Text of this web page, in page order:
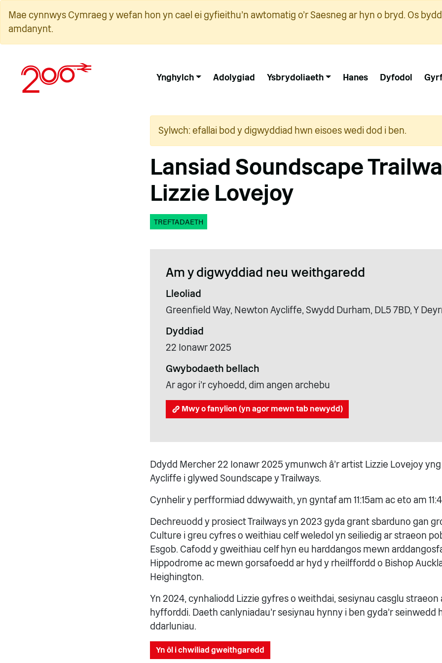
cynnwys
Mae cynnwys Cymraeg y wefan hon yn cael ei gyfieithu'n awtomatig o'r Saesneg ar hyn o bryd. Os
amdanynt.
Ynghylch Adolygiad Ysbrydoliaeth Hanes Dyfodol
Sylwch: efallai bod y digwyddiad hwn eisoes wedi dod i ben.
Lansiad Soundscape
Lizzie Lovejoy
TREFTADAETH
Am y digwyddiad neu weithgaredd
Lleoliad
Greenfield Way, Newton Aycliffe, Swydd Durham, DL5 7BD, Y
Dyddiad
22 Ionawr 2025
Gwybodaeth bellach
Ar agor i'r cyhoedd, dim angen archebu
Mwy o fanylion (yn agor mewn tab newydd)
Ddydd Mercher 22 Ionawr 2025 ymunwch â'r artist Lizzie Lovejoy
Aycliffe i glywed Soundscape y Trailways.
Cynhelir y perfformiad ddwywaith, yn gyntaf am 11:15am ac eto am
Dechreuodd y prosiect Trailways yn 2023 gyda grant sbarduno gan
Culture i greu cyfres o weithiau celf weledol yn seiliedig ar straeon
Esgob. Cafodd y gweithiau celf hyn eu harddangos mewn
Hippodrome ac mewn gorsafoedd ar hyd y rheilffordd o Bishop
Heighington.
Yn 2024, cynhaliodd Lizzie gyfres o weithdai, sesiynau casglu straeon
hyfforddi. Daeth canlyniadau'r sesiynau hynny i ben gyda'r seinwedd
ddarluniau.
Yn ôl i chwiliad gweithgaredd